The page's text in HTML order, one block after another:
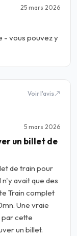
25 mars 2026
- vous pouvez y
5 mars 2026
un billet de
de train pour
avait que des
Train complet
Une vraie
par cette
un billet.
Voir l'avis